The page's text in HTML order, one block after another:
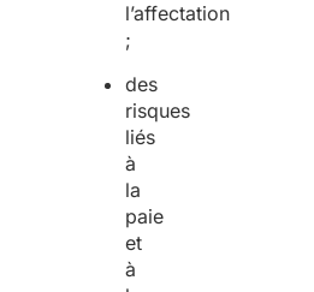
l’affectation
;
des
risques
liés
à
la
paie
et
à